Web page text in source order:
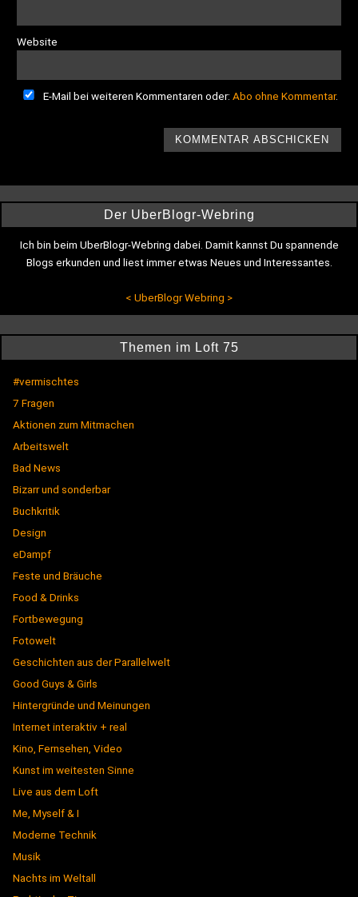
Website
E-Mail bei weiteren Kommentaren oder:Abo ohne Kommentar.
Der UberBlogr-Webring
Ich bin beim UberBlogr-Webring dabei. Damit kannst Du spannende
Blogs erkunden und liest immer etwas Neues und Interessantes.
< UberBlogr Webring >
Themen im Loft 75
#vermischtes
7 Fragen
Aktionen zum Mitmachen
Arbeitswelt
Bad News
Bizarr und sonderbar
Buchkritik
Design
eDampf
Feste und Bräuche
Food & Drinks
Fortbewegung
Fotowelt
Geschichten aus der Parallelwelt
Good Guys & Girls
Hintergründe und Meinungen
Internet interaktiv + real
Kino, Fernsehen, Video
Kunst im weitesten Sinne
Live aus dem Loft
Me, Myself & I
Moderne Technik
Musik
Nachts im Weltall